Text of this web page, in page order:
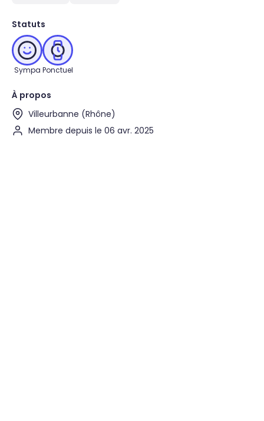
Statuts
Sympa Ponctuel
À propos
Villeurbanne (Rhône)
Membre depuis le 06 avr. 2025